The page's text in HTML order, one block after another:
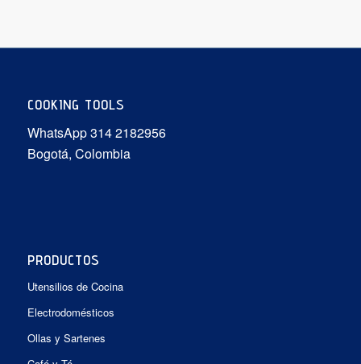
COOKING TOOLS
WhatsApp 314 2182956
Bogotá, Colombia
PRODUCTOS
Utensilios de Cocina
Electrodomésticos
Ollas y Sartenes